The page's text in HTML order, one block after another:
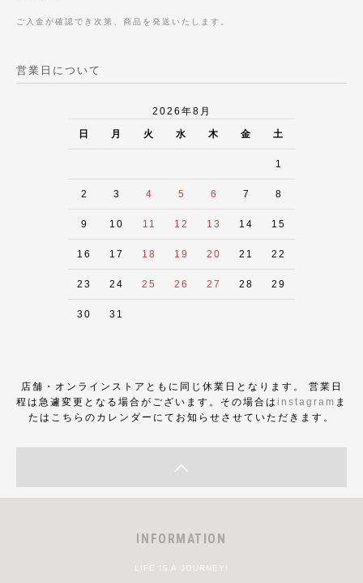
ご入金が確認でき次第、商品を発送いたします。
営業日について
2026年8月
日 月 火 水 木 金 土
1
2 3 4 5 6 7 8
9 10 11 12 13 14 15
16 17 18 19 20 21 22
23 24 25 26 27 28 29
30 31
店舗・オンラインストアともに同じ休業日となります。 営業日
程は急遽変更となる場合がございます。その場合は instagram ま
たはこちらのカレンダーにてお知らせさせていただきます。
INFORMATION
LIFE IS A JOURNEY!